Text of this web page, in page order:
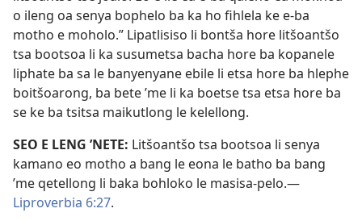
o ileng oa senya bophelo ba ka ho fihlela ke e-ba
motho e moholo.” Lipatlisiso li bontša hore litšoantšo
tsa bootsoa li ka susumetsa bacha hore ba kopanele
liphate ba sa le banyenyane ebile li etsa hore ba hlephe
boitšoarong, ba bete ’me li ka boetse tsa etsa hore ba
se ke ba tsitsa maikutlong le kelellong.
SEO E LENG ’NETE: Litšoantšo tsa bootsoa li senya
kamano eo motho a bang le eona le batho ba bang
’me qetellong li baka bohloko le masisa-pelo.—
Liproverbia 6:27.